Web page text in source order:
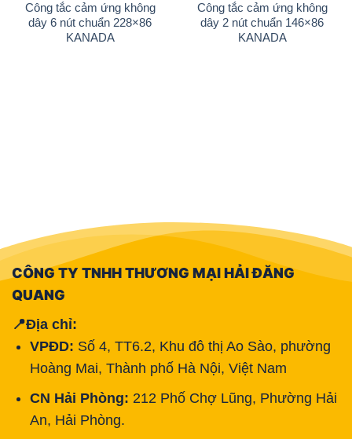
wishlist
Công tắc cảm ứng không
dây 6 nút chuẩn 228×86
KANADA
wishlist
Công tắc cảm ứng không
dây 2 nút chuẩn 146×86
KANADA
CÔNG TY TNHH THƯƠNG MẠI HẢI ĐĂNG
QUANG
📍Địa chỉ:
VPĐD: Số 4, TT6.2, Khu đô thị Ao Sào, phường
Hoàng Mai, Thành phố Hà Nội, Việt Nam
CN Hải Phòng: 212 Phố Chợ Lũng, Phường Hải
An, Hải Phòng.